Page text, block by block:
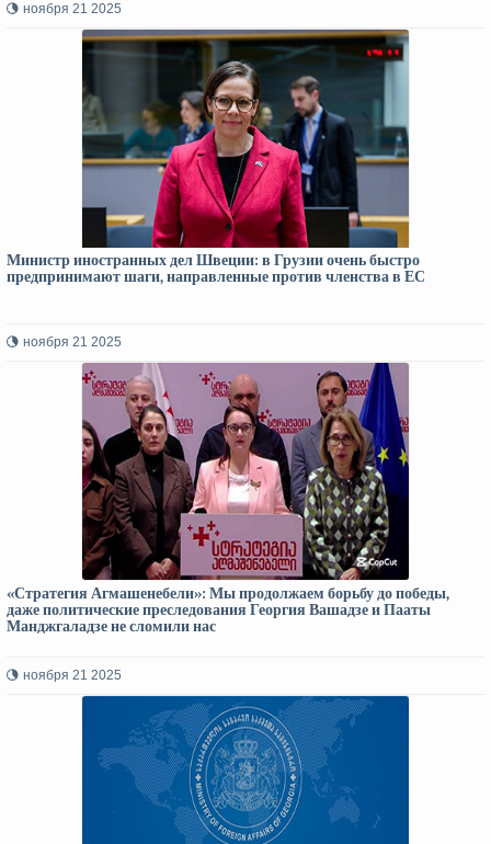
ноября 21 2025
Министр иностранных дел Швеции: в Грузии очень быстро
предпринимают шаги, направленные против членства в ЕС
ноября 21 2025
«Стратегия Агмашенебели»: Мы продолжаем борьбу до победы,
даже политические преследования Георгия Вашадзе и Пааты
Манджгаладзе не сломили нас
ноября 21 2025